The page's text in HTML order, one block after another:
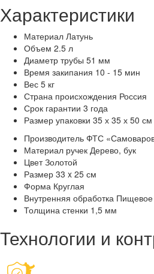
Характеристики
Материал Латунь
Объем 2.5 л
Диаметр трубы 51 мм
Время закипания 10 - 15 мин
Вес 5 кг
Страна происхождения Россия
Срок гарантии 3 года
Размер упаковки 35 х 35 х 50 см
Производитель ФТС
Материал ручек Дерево, бук
Цвет Золотой
Размер 33 x 25 см
Форма Круглая
Внутренняя обработка Пищевое
Толщина стенки 1,5 мм
Технологии и